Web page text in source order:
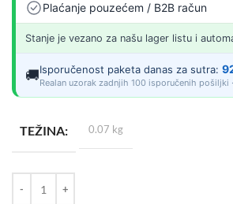
Plaćanje pouzećem / B2B račun
Stanje je vezano za našu lager listu i
🚚Isporučenost paketa danas za sutra:
Realan uzorak zadnjih 100 isporučenih pošiljki
TEŽINA 0.07 kg